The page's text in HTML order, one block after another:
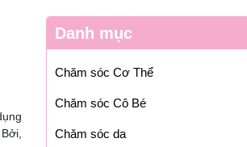
Danh mục
Chăm sóc Cơ Thể
Chăm sóc Cô Bé
Chăm sóc da